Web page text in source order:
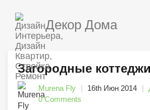
Декор Дома
Загородные коттеджи
Murena Fly 16th Июн 2014
0 Comments